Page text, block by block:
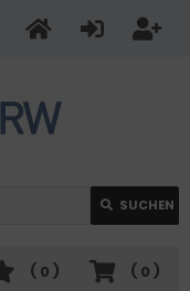
SUCHEN
( 0 )
( 0 )